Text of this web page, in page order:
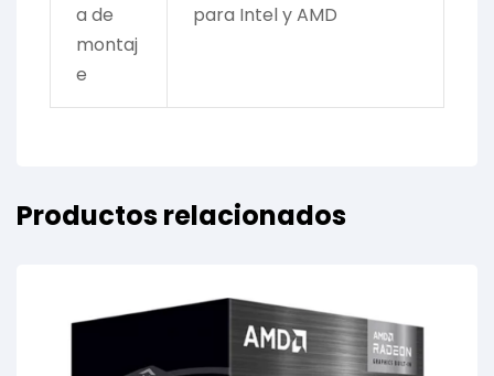
a de
montaj
e
para Intel y AMD
Productos relacionados